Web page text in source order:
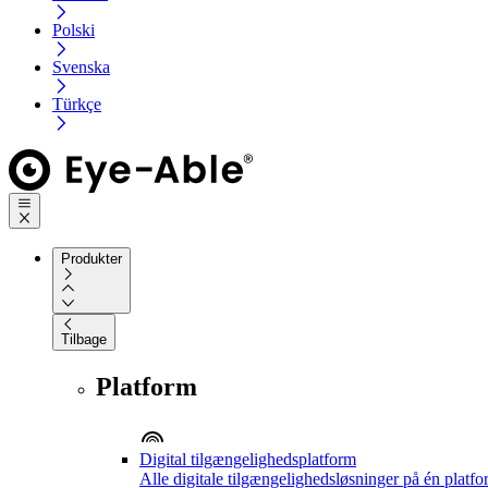
Polski
Svenska
Türkçe
Produkter
Tilbage
Platform
Digital tilgængelighedsplatform
Alle digitale tilgængelighedsløsninger på én